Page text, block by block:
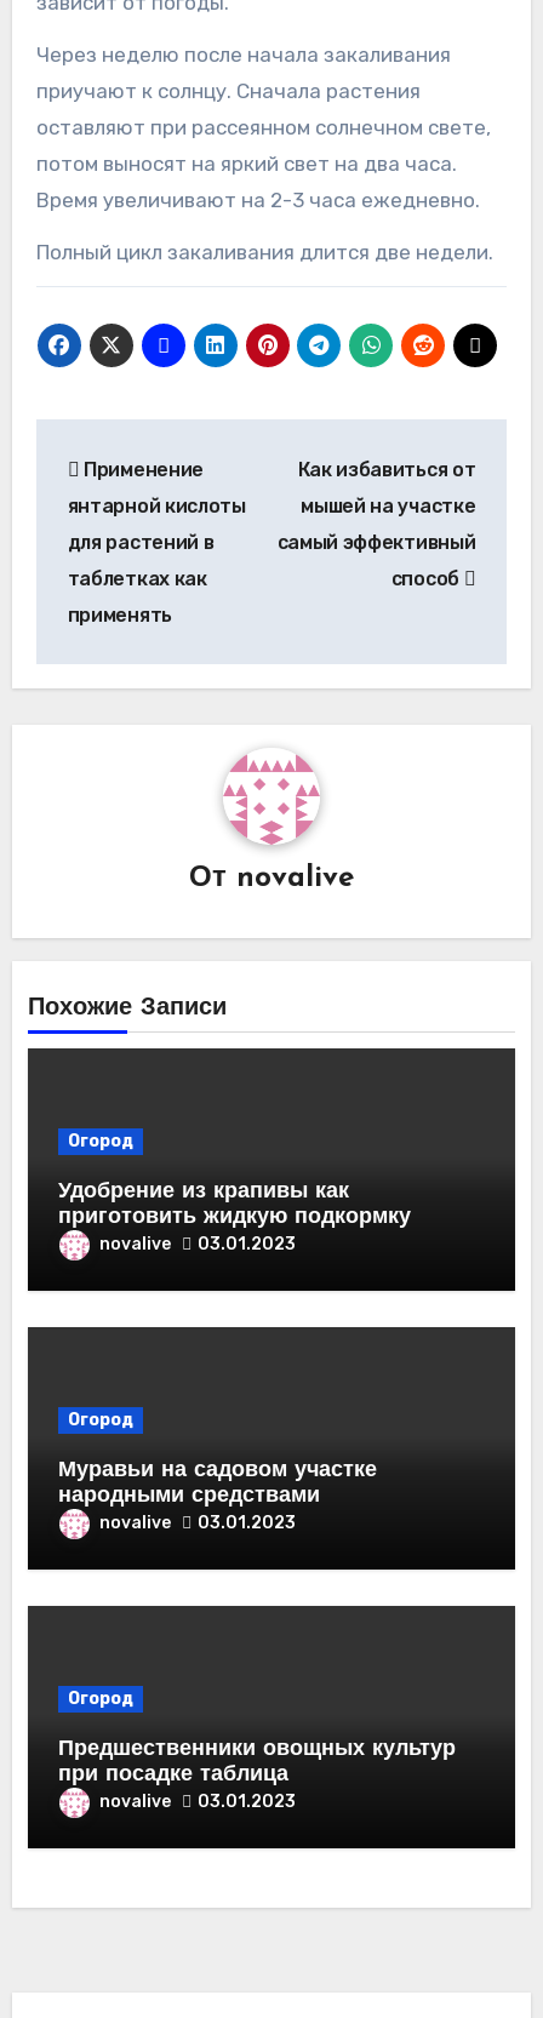
Через неделю после начала закаливания
приучают к солнцу. Сначала растения
оставляют при рассеянном солнечном свете,
потом выносят на яркий свет на два часа.
Время увеличивают на 2-3 часа ежедневно.
Полный цикл закаливания длится две недели.
по
записям
Применение
янтарной кислоты
для растений в
таблетках как
применять
Как избавиться от
мышей на участке
самый эффективный
способ
От novalive
Похожие Записи
Огород
Удобрение из крапивы как
приготовить жидкую подкормку
novalive 03.01.2023
Огород
Муравьи на садовом участке
народными средствами
novalive 03.01.2023
Огород
Предшественники овощных культур
при посадке таблица
novalive 03.01.2023